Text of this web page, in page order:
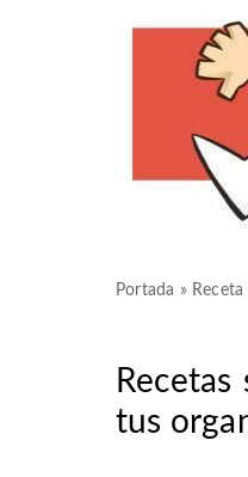
Portada » Receta
tus